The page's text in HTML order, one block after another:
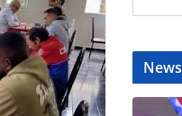
News